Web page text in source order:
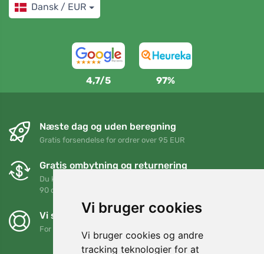
Vi bruger cookies
Vi bruger cookies og andre
tracking teknologier for at
Dansk / EUR
4,7/5 97%
Næste dag og uden beregning
Gratis forsendelse for ordrer over 95 EUR
Gratis ombytning og returnering
Du kan returnere eller bytte din ordre når som helst inden for
90 dage
Vi støtter Trees.org
For hver ordre planter vi et træ! Læs mere